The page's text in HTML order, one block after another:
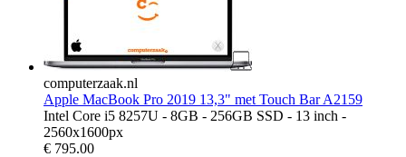
computerzaak.nl
Apple MacBook Pro 2019 13,3" met Touch Bar A2159
Intel Core i5 8257U - 8GB - 256GB SSD - 13 inch -
2560x1600px
€ 795.00